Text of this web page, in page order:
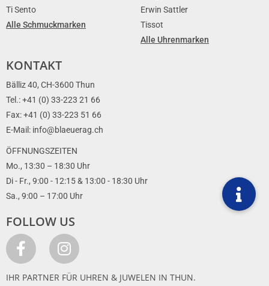
Ti Sento
Alle Schmuckmarken
Erwin Sattler
Tissot
Alle Uhrenmarken
KONTAKT
Bälliz 40, CH-3600 Thun
Tel.: +41 (0) 33-223 21 66
Fax: +41 (0) 33-223 51 66
E-Mail: info@blaeuerag.ch
ÖFFNUNGSZEITEN
Mo., 13:30 – 18:30 Uhr
Di - Fr., 9:00 - 12:15 & 13:00 - 18:30 Uhr
Sa., 9:00 – 17:00 Uhr
FOLLOW US
IHR PARTNER FÜR UHREN & JUWELEN IN THUN.